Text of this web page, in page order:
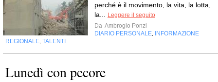
perché è il movimento, la vita, la lotta,
la...
Leggere il seguito
Da Ambrogio Ponzi
DIARIO PERSONALE
INFORMAZIONE
REGIONALE TALENTI
Lunedì con pecore